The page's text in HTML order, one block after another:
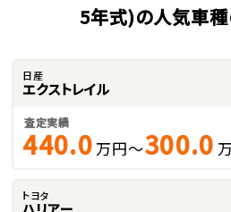
5年式)の人気車
日産
エクストレイル
査定実績
440.0 万円～300.0
トヨタ